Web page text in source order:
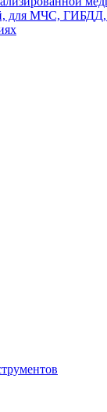
для МЧС,